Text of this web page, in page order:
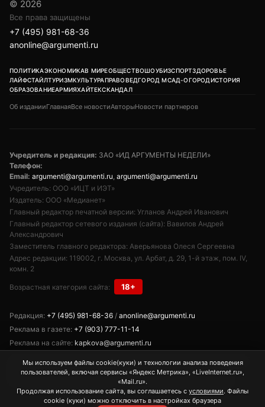
© 2026
Все права защищены
+7 (495) 981-68-36
anonline@argumenti.ru
ПОЛИТИКАЭКОНОМИКАВ МИРЕОБЩЕСТВОШОУБИЗСПОРТЗДОРОВЬЕ
ЛАЙФСТАЙЛТУРИЗМКУЛЬТУРАПРАВОВЕДГОРОД МСАД-ОГОРОДИСТОРИЯ
ОБРАЗОВАНИЕАРМИЯХАЙТЕКСКАНДАЛ
Об изданииГлавнаяВсе новостиАвторыНовости партнеров
Учредитель и редакция: ЗАО «ИД АРГУМЕНТЫ НЕДЕЛИ»
Телефон:
Email: argumenti@argumenti.ru, argumenti@argumenti.ru
Учредитель: ООО «ИЦТ и ИЭТ»
Издатель: ООО «Медианет»
Главный редактор печатной версии: Угланов Андрей Иванович
Главный редактор сетевого издания (сайта): Вавилов Андрей
Александрович
Заместитель главного редактора: Аверьянова Олеся Сергеевна
Адрес редакции: 119002, г. Москва, ул. Арбат, д. 29, 1-й этаж, пом. IV,
комн. 2
Возрастная категория сайта: 18+
Редакция: +7 (495) 981-68-36 / anonline@argumenti.ru
Реклама в газете: +7 (903) 777-11-14
Реклама на сайте: kapkova@argumenti.ru
Свободное использование текстов, фото и видеоматериалов допускается
при условии обязательной гиперссылки на www.argumenti.ru.
Использование в печатных СМИ — только с письменного разрешения.
Мы используем файлы cookie(куки) и технологии анализа поведения
пользователей, включая сервисы «Яндекс Метрика», «LiveInternet.ru»,
«Mail.ru».
Продолжая использование сайта, вы соглашаетесь с условиями. Файлы
cookie (куки) можно отключить в настройках браузера